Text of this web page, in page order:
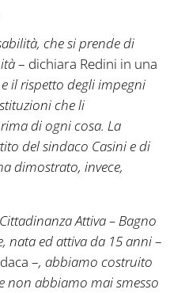
che si prende di
– dichiara Redini in una
e il rispetto degli impegni
che li
di ogni cosa. La
del sindaco Casini e di
dimostrato, invece,
Attiva – Bagno
nata ed attiva da 15 anni–
–, abbiamo costruito
non abbiamo mai smesso